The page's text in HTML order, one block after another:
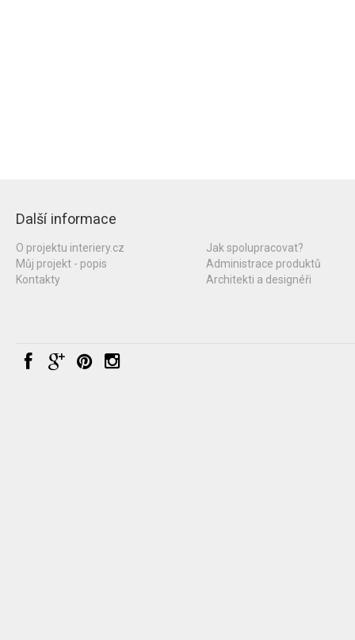
Další informace
O projektu interiery.cz
Můj projekt - popis
Kontakty
Jak spolupracovat?
Administrace produktů
Architekti a designéři